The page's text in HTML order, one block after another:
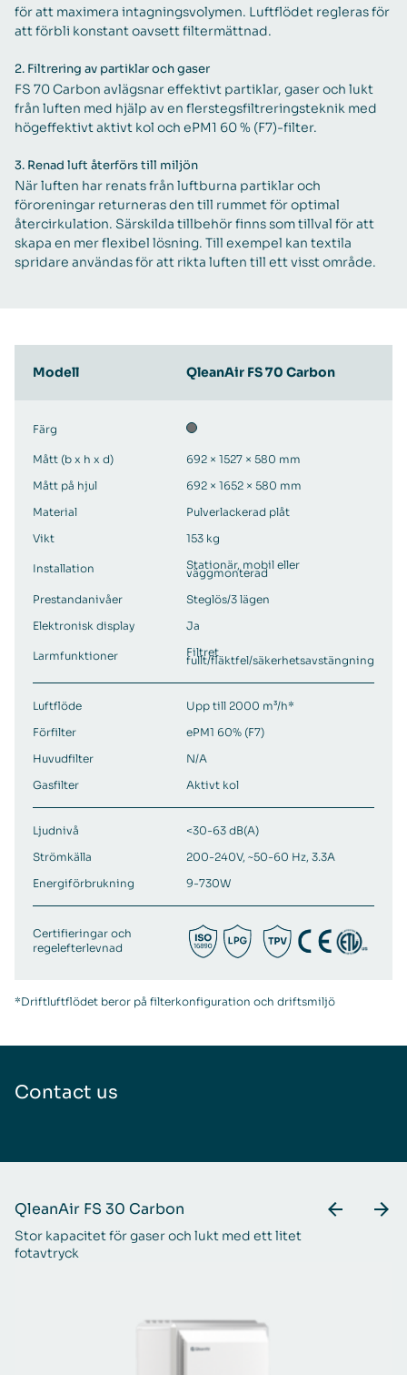
för att maximera intagningsvolymen. Luftflödet regleras för
att förbli konstant oavsett filtermättnad.
2. Filtrering av partiklar och gaser
FS 70 Carbon avlägsnar effektivt partiklar, gaser och lukt
från luften med hjälp av en flerstegsfiltreringsteknik med
högeffektivt aktivt kol och ePM1 60 % (F7)-filter.
3. Renad luft återförs till miljön
När luften har renats från luftburna partiklar och
föroreningar returneras den till rummet för optimal
återcirkulation. Särskilda tillbehör finns som tillval för att
skapa en mer flexibel lösning. Till exempel kan textila
spridare användas för att rikta luften till ett visst område.
Modell QleanAir FS 70 Carbon
Färg
Mått (b x h x d)
692 × 1527 × 580 mm
Mått på hjul
692 × 1652 × 580 mm
Material
Pulverlackerad plåt
Vikt
153 kg
Installation Stationär, mobil eller
väggmonterad
Prestandanivåer
Steglös/3 lägen
Elektronisk display
Ja
Larmfunktioner Filtret
fullt/fläktfel/säkerhetsavstängning
Luftflöde
Upp till 2000 m³/h*
Förfilter
ePM1 60% (F7)
Huvudfilter
N/A
Gasfilter
Aktivt kol
Ljudnivå
<30-63 dB(A)
Strömkälla
200-240V, ~50-60 Hz, 3.3A
Energiförbrukning
9-730W
Certifieringar och
regelefterlevnad
*Driftluftflödet beror på filterkonfiguration och driftsmiljö
Contact us
QleanAir FS 30 Carbon
Stor kapacitet för gaser och lukt med ett litet
fotavtryck